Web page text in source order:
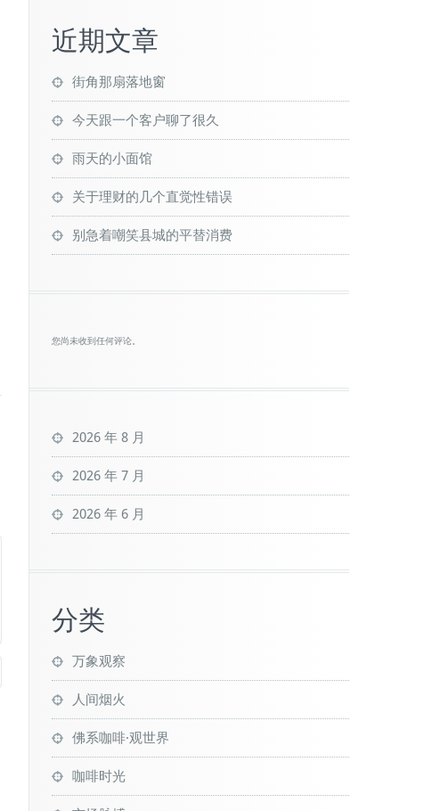
近期文章
街角那扇落地窗
今天跟一个客户聊了很久
雨天的小面馆
关于理财的几个直觉性错误
别急着嘲笑县城的平替消费
您尚未收到任何评论。
2026 年 8 月
2026 年 7 月
2026 年 6 月
分类
万象观察
人间烟火
佛系咖啡·观世界
咖啡时光